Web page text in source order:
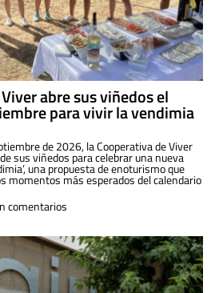
abre sus viñedos el
para vivir la vendimia
de 2026, la Cooperativa de Viver
sus viñedos para celebrar una nueva
una propuesta de enoturismo que
momentos más esperados del calendario
comentarios